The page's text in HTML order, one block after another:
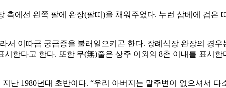
에선 왼쪽 팔에 완장(팔띠)을 채워주었다. 누런 삼베에 검은
이따금 궁금증을 불러일으키곤 한다. 장례식장 완장의 경
한다고 한다. 또한 무(無)줄은 상주 이외의 8촌 이내를 표시
1980년대 초반이다. “우리 아버지는 말주변이 없으셔서 다